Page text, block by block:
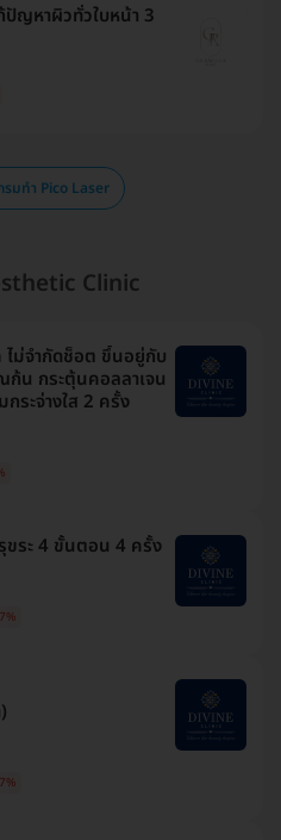
ญหาผิวทั่วใบหน้า 3
รมทำ Pico Laser
Clinic
ม่จำกัดช็อต ขึ้นอยู่กับ
ก้น กระตุ้นคอลลาเจน
ระจ่างใส 2 ครั้ง
ระ 4 ขั้นตอน 4 ครั้ง